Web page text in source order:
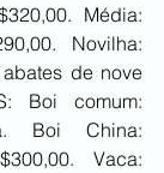
Média:
Novilha:
de nove
Boi comum:
Boi China:
Vaca: